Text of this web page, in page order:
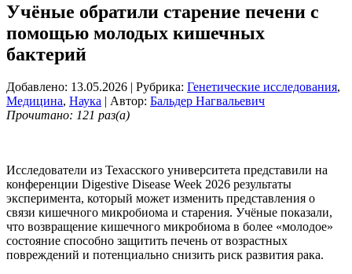
Учёные обратили старение печени с
помощью молодых кишечных
бактерий
Добавлено: 13.05.2026 | Рубрика: Генетические исследования,
Медицина, Наука | Автор: Бальдер Нагвальевич
Прочитано: 121 раз(а)
Исследователи из Техасского университета представили на
конференции Digestive Disease Week 2026 результаты
эксперимента, который может изменить представления о
связи кишечного микробиома и старения. Учёные показали,
что возвращение кишечного микробиома в более «молодое»
состояние способно защитить печень от возрастных
повреждений и потенциально снизить риск развития рака.